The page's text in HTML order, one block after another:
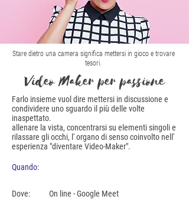
Stare dietro una camera signiﬁca mettersi in gioco e trovare
tesori.
Video Maker per passione
Farlo insieme vuol dire mettersi in discussione e
condividere uno sguardo il più delle volte
inaspettato.
allenare la vista, concentrarsi su elementi singoli e
rilassare gli occhi, l' organo di senso coinvolto nell'
esperienza "diventare Video-Maker".
Quando:
Dove: On line - Google Meet